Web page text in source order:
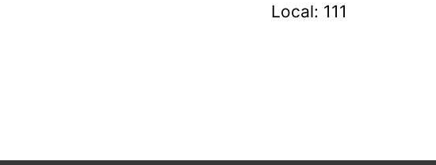
Local: 111